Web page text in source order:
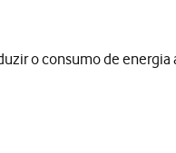
o consumo de energia